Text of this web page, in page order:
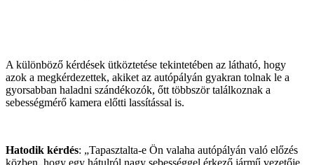
A különböző kérdések ütköztetése tekintetében az látható, hogy
azok a megkérdezettek, akiket az autópályán gyakran tolnak le a
gyorsabban haladni szándékozók, őtt többször találkoznak a
sebességmérő kamera előtti lassítással is.
Hatodik kérdés: „Tapasztalta-e Ön valaha autópályán való előzés
közben, hogy egy hátulról nagy sebességgel érkező jármű vezetője